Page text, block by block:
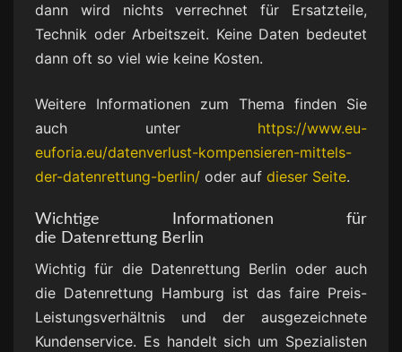
dann wird nichts verrechnet für Ersatzteile,
Technik oder Arbeitszeit. Keine Daten bedeutet
dann oft so viel wie keine Kosten.
Weitere Informationen zum Thema finden Sie
auch unter https://www.eu-
euforia.eu/datenverlust-kompensieren-mittels-
der-datenrettung-berlin/ oder auf dieser Seite.
Wichtige Informationen für
die Datenrettung Berlin
Wichtig für die Datenrettung Berlin oder auch
die Datenrettung Hamburg ist das faire Preis-
Leistungsverhältnis und der ausgezeichnete
Kundenservice. Es handelt sich um Spezialisten